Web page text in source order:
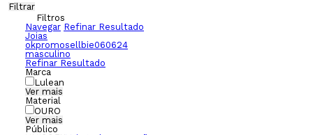
Filtrar
Filtros
Navegar Refinar Resultado
Joias
okpromosellbie060624
masculino
Refinar Resultado
Marca
Lulean
Ver mais
Material
OURO
Ver mais
Público